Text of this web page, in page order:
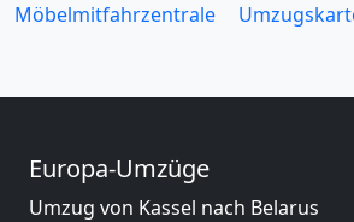
Möbelmitfahrzentrale
Europa-Umzüge
Umzug von Kassel nach Belarus